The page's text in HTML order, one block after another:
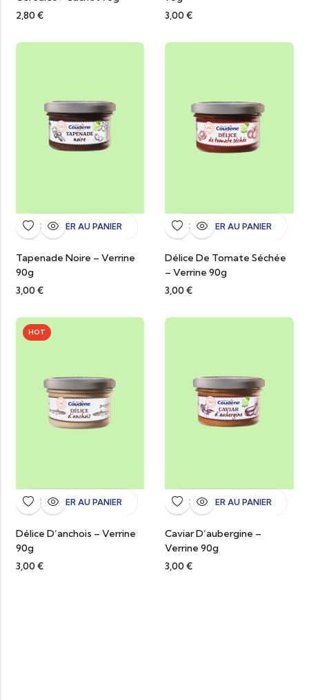
2,80 €
3,00 €
AJOUTER AU PANIER
Tapenade Noire – Verrine
90g
3,00 €
AJOUTER AU PANIER
Délice De Tomate Séchée
– Verrine 90g
3,00 €
HOT
AJOUTER AU PANIER
Délice D’anchois – Verrine
90g
3,00 €
AJOUTER AU PANIER
Caviar D’aubergine –
Verrine 90g
3,00 €